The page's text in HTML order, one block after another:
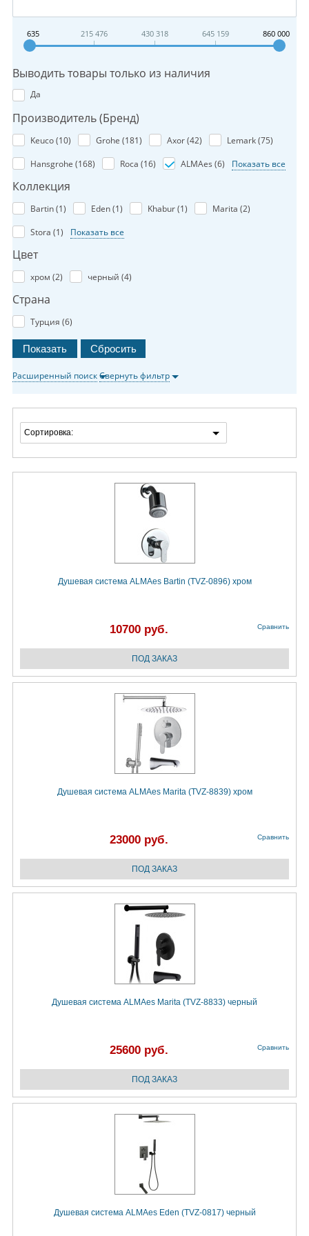
635 215 476 430 318 645 159 860 000
Выводить товары только из наличия
Да
Производитель (Бренд)
Keuco (10) Grohe (181) Axor (42) Lemark (75)
Hansgrohe (168) Roca (16) ALMAes (6) Показать все
Коллекция
Bartin (1) Eden (1) Khabur (1) Marita (2)
Stora (1) Показать все
Цвет
хром (2) черный (4)
Страна
Турция (6)
Расширенный поискСвернуть фильтр
Сортировка:
Душевая система ALMAes Bartin (TVZ-0896) хром
10700 руб. Сравнить
Душевая система ALMAes Marita (TVZ-8839) хром
23000 руб. Сравнить
Душевая система ALMAes Marita (TVZ-8833) черный
25600 руб. Сравнить
Душевая система ALMAes Eden (TVZ-0817) черный